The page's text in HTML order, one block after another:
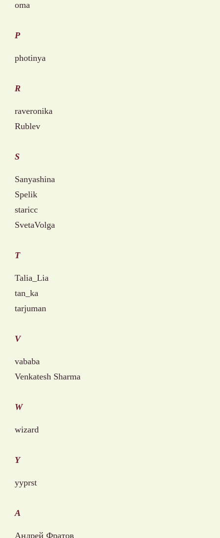
oma
P
photinya
R
raveronika
Rublev
S
Sanyashina
Spelik
staricc
SvetaVolga
T
Talia_Lia
tan_ka
tarjuman
V
vababa
Venkatesh Sharma
W
wizard
Y
yyprst
А
Андрей Фратов